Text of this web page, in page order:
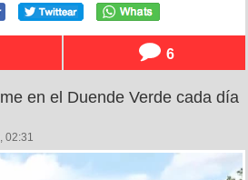
6
en el Duende Verde cada día
02:31